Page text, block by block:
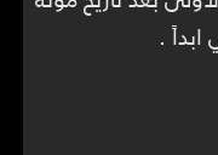
.